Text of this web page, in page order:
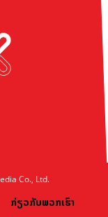
Co., Ltd.
ກ່ຽວກັບພວກເຮົາ